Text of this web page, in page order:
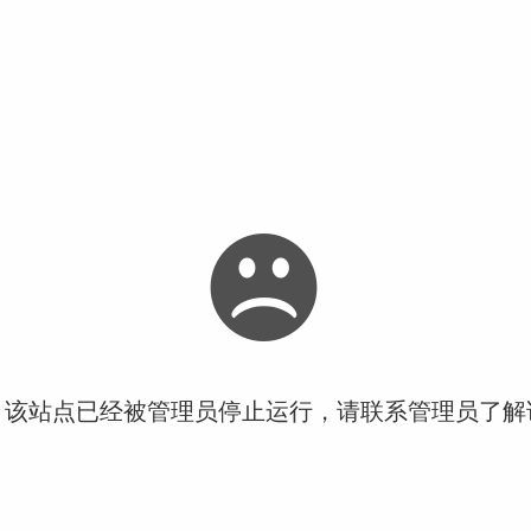
站点已经被管理员停止运行，请联系管理员了